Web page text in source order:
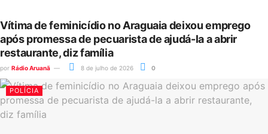
Vítima de feminicídio no Araguaia deixou emprego
após promessa de pecuarista de ajudá-la a abrir
restaurante, diz família
por Rádio Aruanã 8 de julho de 2026 0
POLÍCIA